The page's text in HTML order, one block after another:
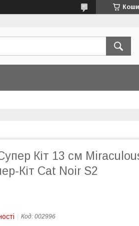
Кіт 13 см
Кіт Cat Noir S2
Код: 002996